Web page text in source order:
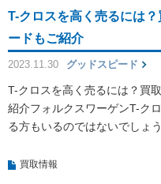
T-クロスを高く売るには
ードもご紹介
2023.11.30 グッドスピード
T-クロスを高く売るには？買
紹介フォルクスワーゲンT-ク
る方もいるのではないでしょう
買取情報